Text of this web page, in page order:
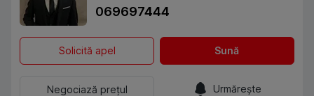
069697444
Solicită apel Sună
Negociază prețul Urmărește